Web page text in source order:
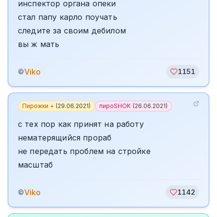
инспектор органа опеки
стал папу карло поучать
следите за своим дебилом
вы ж мать
©Viko 1151
Пирожки + (29.06.2021) пироSHOK (26.06.2021)
с тех пор как принят на работу
нематерящийся прораб
не передать проблем на стройке
масштаб
©Viko 1142